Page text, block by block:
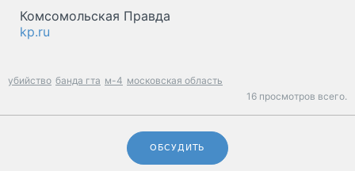
Комсомольская Правда
kp.ru
убийство банда гта м-4 московская область
16 просмотров всего.
ОБСУДИТЬ